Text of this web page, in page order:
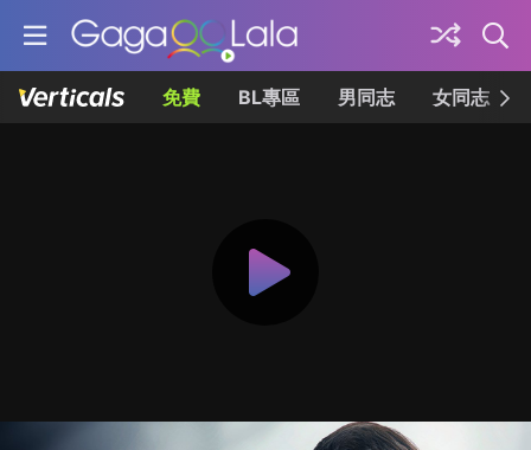
免費 BL專區 男同志 女同志